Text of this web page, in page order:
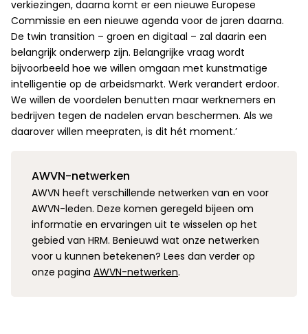
verkiezingen, daarna komt er een nieuwe Europese
Commissie en een nieuwe agenda voor de jaren daarna.
De twin transition – groen en digitaal – zal daarin een
belangrijk onderwerp zijn. Belangrijke vraag wordt
bijvoorbeeld hoe we willen omgaan met kunstmatige
intelligentie op de arbeidsmarkt. Werk verandert erdoor.
We willen de voordelen benutten maar werknemers en
bedrijven tegen de nadelen ervan beschermen. Als we
daarover willen meepraten, is dit hét moment.’
AWVN-netwerken
AWVN heeft verschillende netwerken van en voor
AWVN-leden. Deze komen geregeld bijeen om
informatie en ervaringen uit te wisselen op het
gebied van HRM. Benieuwd wat onze netwerken
voor u kunnen betekenen? Lees dan verder op
onze pagina AWVN-netwerken.